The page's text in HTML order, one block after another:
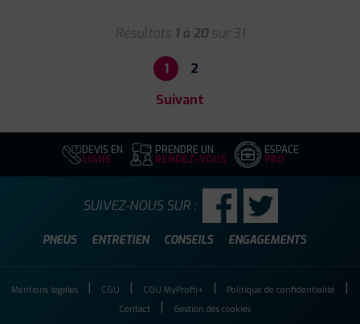
Résultats 1 à 20sur 31
1
2
Suivant
DEVIS EN
LIGNE
PRENDRE UN
RENDEZ-VOUS
ESPACE
PRO
PNEUS ENTRETIEN CONSEILS ENGAGEMENTS
SUIVEZ-NOUS SUR :
Mentions légales CGU CGU MyProfil+
Politique de confidentialité
Contact
Gestion des cookies